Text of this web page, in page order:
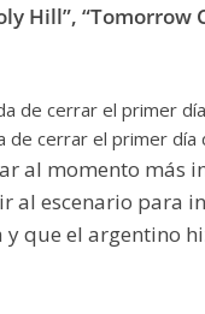
Hill”, “Tomorrow
de cerrar el primer día
al momento más
al escenario para
que el argentino